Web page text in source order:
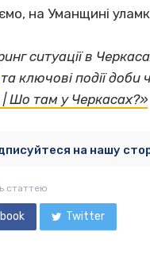
на Уманщині
ситуації в
та ключові події доби
Шо там у Черкасах?»
на нашу
статтею
Twitter